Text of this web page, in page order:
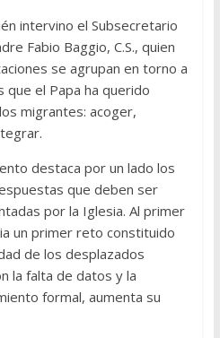
intervino el Subsecretario
Fabio Baggio, C.S., quien
se agrupan en torno a
el Papa ha querido
migrantes: acoger,
destaca por un lado los
que deben ser
por la Iglesia. Al primer
un primer reto constituido
de los desplazados
la falta de datos y la
formal, aumenta su